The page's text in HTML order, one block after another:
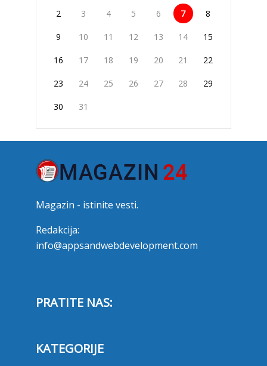
2 3 4 5 6 7 8
9 10 11 12 13 14 15
16 17 18 19 20 21 22
23 24 25 26 27 28 29
30 31
Magazin - istinite vesti.
Redakcija:
info@appsandwebdevelopment.com
PRATITE NAS:
KATEGORIJE